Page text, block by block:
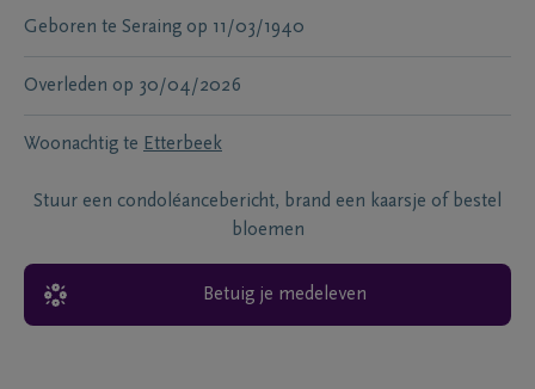
Geboren te Seraing op 11/03/1940
Overleden op 30/04/2026
Woonachtig te Etterbeek
Stuur een condoléancebericht, brand een kaarsje of bestel
bloemen
Betuig je medeleven